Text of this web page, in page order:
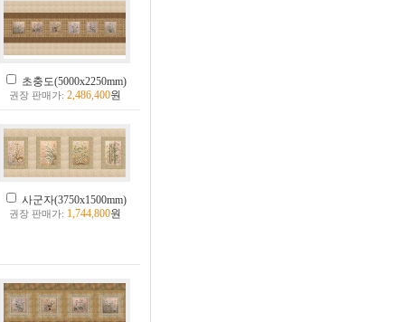
초충도(5000x2250mm)
권장 판매가: 2,486,400원
사군자(3750x1500mm)
권장 판매가: 1,744,800원